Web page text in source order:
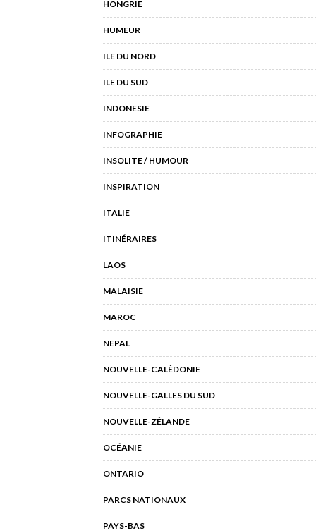
HONGRIE
HUMEUR
ILE DU NORD
ILE DU SUD
INDONESIE
INFOGRAPHIE
INSOLITE / HUMOUR
INSPIRATION
ITALIE
ITINÉRAIRES
LAOS
MALAISIE
MAROC
NEPAL
NOUVELLE-CALÉDONIE
NOUVELLE-GALLES DU SUD
NOUVELLE-ZÉLANDE
OCÉANIE
ONTARIO
PARCS NATIONAUX
PAYS-BAS